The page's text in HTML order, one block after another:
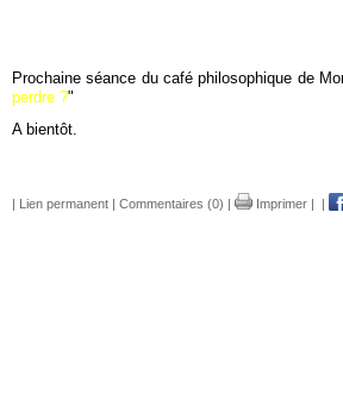
Prochaine séance du café philosophique de
perdre ?"
A bientôt.
| Lien permanent | Commentaires (0) | Imprimer | |